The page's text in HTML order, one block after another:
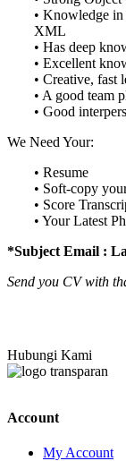
• Knowledge
XML
• Has deep
• Excellent
• Creative, fast
• A good team
• Good
We Need Your:
• Resume
• Soft-copy
• Score
• Your Latest
*Subject Email :
Send you CV with
Hubungi Kami
Account
My Account